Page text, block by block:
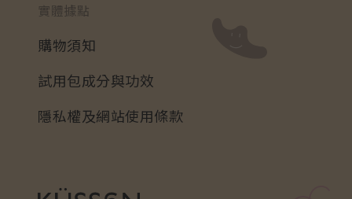
實體據點
購物須知
試用包成分與功效
隱私權及網站使用條款